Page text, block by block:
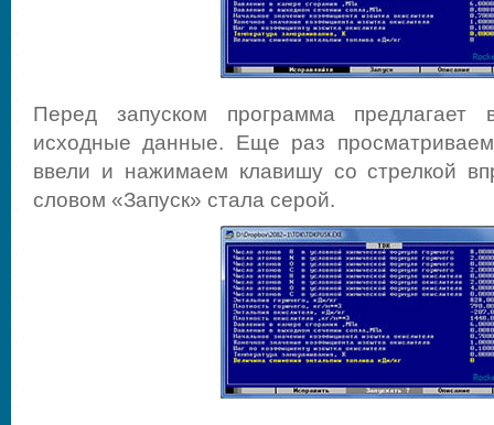
Перед запуском программа предлагает
исходные данные. Еще раз
ввели и нажимаем клавишу со стрелкой
словом «Запуск» стала серой.